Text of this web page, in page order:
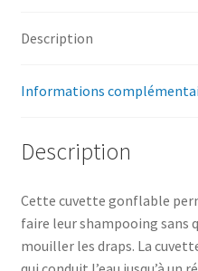
Description
Informations
Description
Cette cuvette gonflable
faire leur shampooing sans
mouiller les draps. La